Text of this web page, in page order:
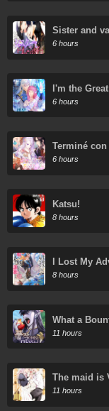
Sister and
6 hours
I'm the
6 hours
Terminé
dinero
6 hours
Katsu!
8 hours
I Lost My
Because I
8 hours
What a
11 hours
The maid is
11 hours